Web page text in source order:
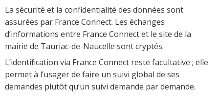
La sécurité et la confidentialité des données sont
assurées par France Connect. Les échanges
d’informations entre France Connect et le site de la
mairie de Tauriac-de-Naucelle sont cryptés.
L’identification via France Connect reste facultative ; elle
permet à l’usager de faire un suivi global de ses
demandes plutôt qu’un suivi demande par demande.